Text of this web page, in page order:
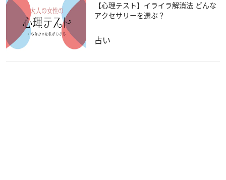
【心理テスト】イライラ解消法 どんな
アクセサリーを選ぶ？
占い